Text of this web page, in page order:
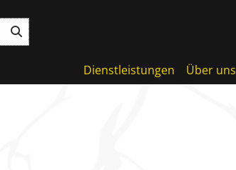
Dienstleistungen Über uns